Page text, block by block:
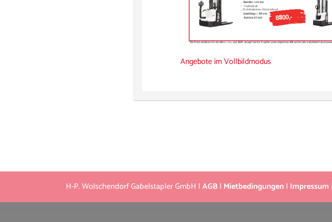
H-P. Wolschendorf Gabelstapler GmbH |AGB| Mietbedingungen| Impressum |
Angebote im Vollbildmodus